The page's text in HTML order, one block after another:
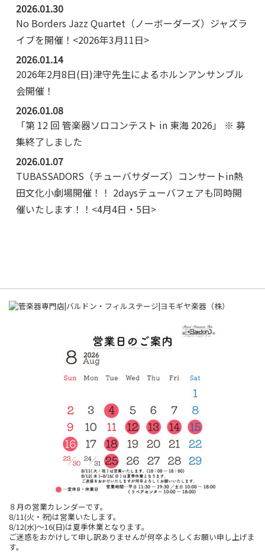
2026.01.30
No Borders Jazz Quartet（ノーボーダーズ）ジャズラ
イブを開催！<2026年3月11日>
2026.01.14
2026年2月8日(日)津守先生によるホルンアンサンブル
会開催！
2026.01.08
「第 12 回 管楽器ソロコンテスト in 東海 2026」 ※ 募
集終了しました
2026.01.07
TUBASSADORS（チューバサダーズ）コンサートin熱
田文化小劇場開催！！ 2daysテューバフェアも同時開
催いたします！！<4月4日・5日>
８月の営業カレンダーです。
8/11(火・祝)は営業いたします。
8/12(水)～16(日)は夏季休業となります。
ご迷惑をおかけして申し訳ありませんが何卒よろしくお願い申し上げま
す。